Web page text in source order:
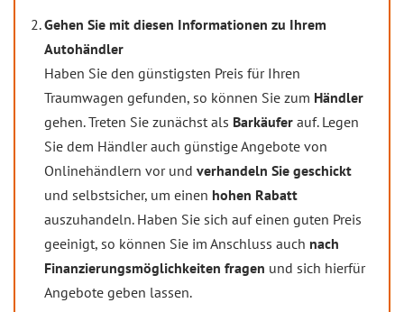
Gehen Sie mit diesen Informationen zu Ihrem
Autohändler
Haben Sie den günstigsten Preis für Ihren
Traumwagen gefunden, so können Sie zum Händler
gehen. Treten Sie zunächst als Barkäufer auf. Legen
Sie dem Händler auch günstige Angebote von
Onlinehändlern vor und verhandeln Sie geschickt
und selbstsicher, um einen hohen Rabatt
auszuhandeln. Haben Sie sich auf einen guten Preis
geeinigt, so können Sie im Anschluss auch nach
Finanzierungsmöglichkeiten fragen und sich hierfür
Angebote geben lassen.